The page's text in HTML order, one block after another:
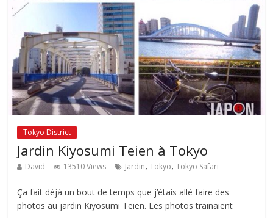
Tokyo District
Jardin Kiyosumi Teien à Tokyo
David 13510 Views Jardin,Tokyo,Tokyo Safari
Ça fait déjà un bout de temps que j’étais allé faire des
photos au jardin Kiyosumi Teien. Les photos trainaient